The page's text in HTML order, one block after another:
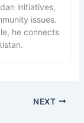
initiatives,
issues.
he connects
NEXT